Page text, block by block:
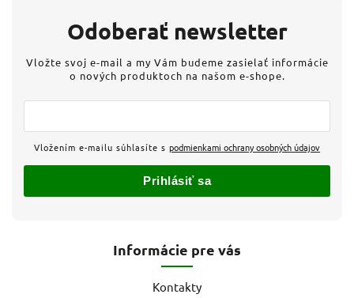
Informácie pre vás
Kontakty
Odoberať newsletter
Vložte svoj e-mail a my Vám budeme zasielať informácie
o nových produktoch na našom e-shope.
Vložením e-mailu súhlasíte s podmienkami ochrany osobných údajov
Prihlásiť sa